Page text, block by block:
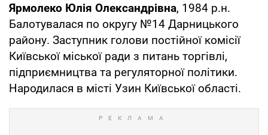
Ярмолеко Юлія Олександрівна, 1984 р.н.
Балотувалася по округу №14 Дарницького
району. Заступник голови постійної комісії
Київської міської ради з питань торгівлі,
підприємництва та регуляторної політики.
Народилася в місті Узин Київської області.